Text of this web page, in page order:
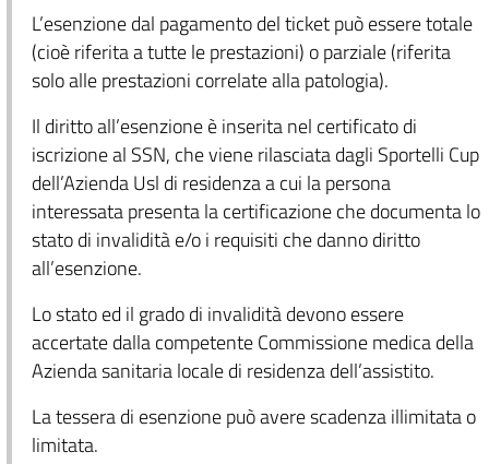
L’esenzione dal pagamento del ticket può essere totale
(cioè riferita a tutte le prestazioni) o parziale (riferita
solo alle prestazioni correlate alla patologia).
Il diritto all’esenzione è inserita nel certificato di
iscrizione al SSN, che viene rilasciata dagli Sportelli Cup
dell’Azienda Usl di residenza a cui la persona
interessata presenta la certificazione che documenta lo
stato di invalidità e/o i requisiti che danno diritto
all’esenzione.
Lo stato ed il grado di invalidità devono essere
accertate dalla competente Commissione medica della
Azienda sanitaria locale di residenza dell’assistito.
La tessera di esenzione può avere scadenza illimitata o
limitata.